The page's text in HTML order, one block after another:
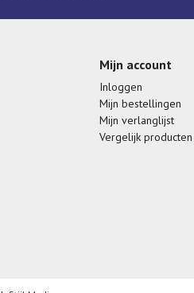
Mijn account
Inloggen
Mijn bestellingen
Mijn verlanglijst
Vergelijk producten